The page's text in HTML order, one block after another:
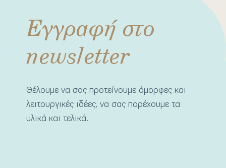
Εγγραφή στο
newsletter
Θέλουμε να σας προτείνουμε όμορφες και
λειτουργικές ιδέες, να σας παρέχουμε τα
υλικά και τελικά.